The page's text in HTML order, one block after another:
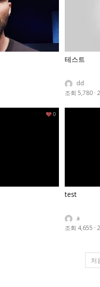
테스트
dd
조회 5,780 ·
0
test
a
조회 4,655 ·
처